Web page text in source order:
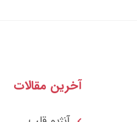
آخرین مقالات